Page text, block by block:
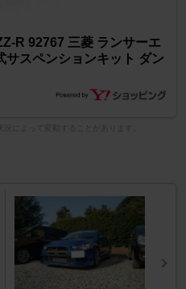
R 92767 三菱 ランサーエ
サスペンションキット ダン